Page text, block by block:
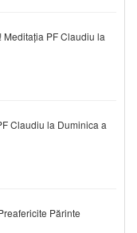
Meditația PF Claudiu la
Claudiu la Duminica a
Părinte